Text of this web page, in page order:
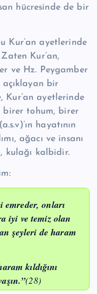
hücresinde de bir
Kur’an ayetlerinde
Kur’an,
ve Hz. Peygamber
bir
Kur’an ayetlerinde
birer tohum, birer
hayatının
ağacı ve insanı
kulağı kalbidir.
onları
iyi ve temiz olan
şeyleri de haram
kıldığını
(28)